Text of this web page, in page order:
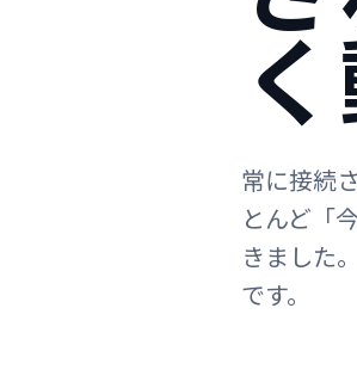
常に接続
とんど「
きました
です。